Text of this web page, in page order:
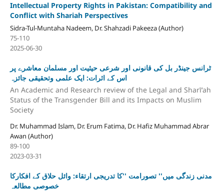
Intellectual Property Rights in Pakistan: Compatibility and
Conflict with Shariah Perspectives
Sidra-Tul-Muntaha Nadeem, Dr. Shahzadi Pakeeza (Author)
75-110
2025-06-30
ٹرانس جینڈر بل کی قانونی اور شرعی حیثیت اور مسلمان معاشرے پر
اس کے اثرات: ایک علمی وتحقیقی جائزہ
An Academic and Research review of the Legal and Sharīʻah
Status of the Transgender Bill and its Impacts on Muslim
Society
Dr. Muhammad Islam, Dr. Erum Fatima, Dr. Hafiz Muhammad Abrar
Awan (Author)
89-100
2023-03-31
مدنی زندگی میں'' تصورامت ''کا تدریجی ارتقاء: وائل حلاق کے افکارکا
خصوصی مطالعہ